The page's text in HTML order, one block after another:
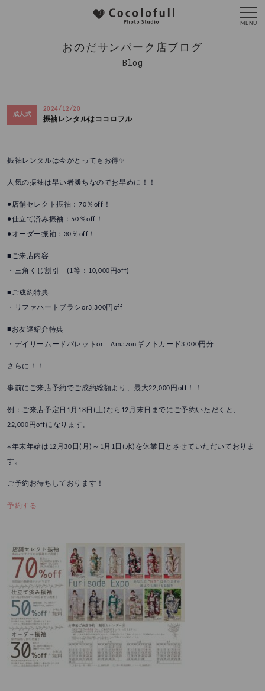
おのだサンパーク店ブログ
Blog
成人式
2024/12/20
振袖レンタルはココロフル
振袖レンタルは今がとってもお得✨️
人気の振袖は早い者勝ちなのでお早めに！！
●店舗セレクト振袖：70％off！
●仕立て済み振袖：50％off！
●オーダー振袖：30％off！
■ご来店内容
・三角くじ割引 (1等：10,000円off)
■ご成約特典
・リファハートブラシor3,300円off
■お友達紹介特典
・デイリームードパレットor Amazonギフトカード3,000円分
さらに！！
事前にご来店予約でご成約総額より、最大22,000円off！！
例：ご来店予定日1月18日(土)なら12月末日までにご予約いただくと、
22,000円offになります。
※年末年始は12月30日(月)～1月1日(水)を休業日とさせていただいておりま
す。
ご予約お待ちしております！
予約する